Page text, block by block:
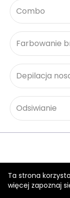
Ta strona
więcej zapoznaj
Combo
Farbowanie
Depilacja
Odsiwianie